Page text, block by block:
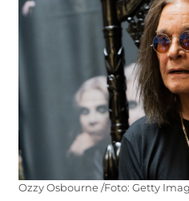
Ozzy Osbourne /Foto: Getty